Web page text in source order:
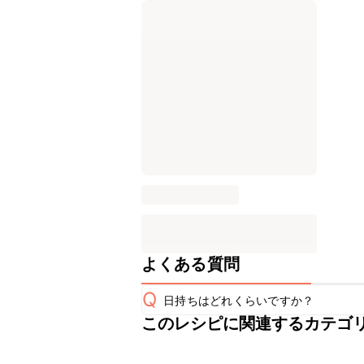
よくある質問
Q 日持ちはどれくらいですか？
保存期間は冷蔵で翌日中が目安です
このレシピに関連するカテゴ